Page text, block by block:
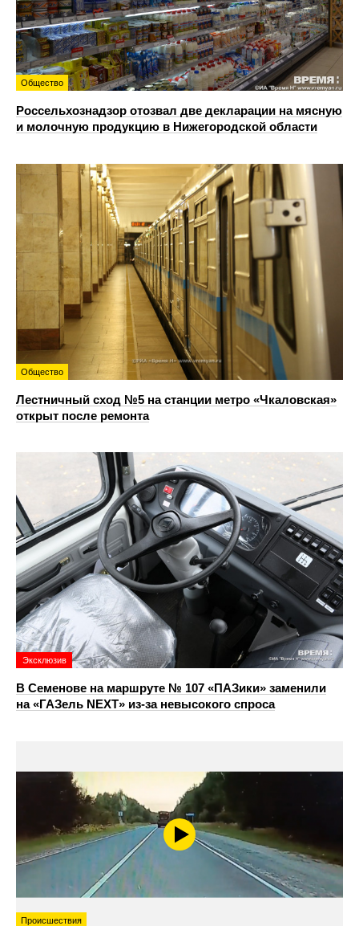
Общество
Россельхознадзор отозвал две декларации на мясную
и молочную продукцию в Нижегородской области
Общество
Лестничный сход №5 на станции метро «Чкаловская»
открыт после ремонта
Эксклюзив
В Семенове на маршруте № 107 «ПАЗики» заменили
на «ГАЗель NEXT» из‑за невысокого спроса
Происшествия